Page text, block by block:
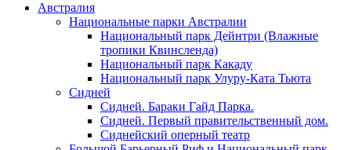
Австралия
Национальные парки Австралии
Национальный парк Дейнтри (Влажные
тропики Квинсленда)
Национальный парк Какаду
Национальный парк Улуру-Ката Тьюта
Сидней
Сидней. Бараки Гайд Парка.
Сидней. Первый правительственный дом.
Сиднейский оперный театр